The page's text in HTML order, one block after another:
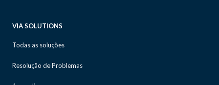
VIA SOLUTIONS
Todas as soluções
Resolução de Problemas